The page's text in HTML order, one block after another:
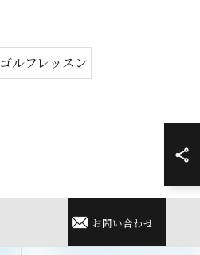
ゴルフレッスン
お問い合わせ